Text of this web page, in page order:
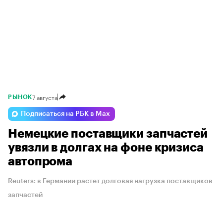
РЫНОК7 августа
Подписаться на РБК в Max
Немецкие поставщики запчастей
увязли в долгах на фоне кризиса
автопрома
Reuters: в Германии растет долговая нагрузка поставщиков
запчастей